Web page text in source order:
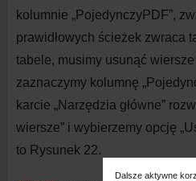
kolumnie „PojedynczyPDF”,
prawidłowych ścieżek zwraca
tabele, musimy usunąć wiersze
zaznaczymy kolumnę
karcie „Narzędzia główne”
wiersze” i wybierzemy opcję
to Rysunek 22.
Dalsze aktywne